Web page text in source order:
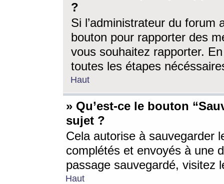
?
Si l’administrateur du forum
bouton pour rapporter des
vous souhaitez rapporter.
toutes les étapes
Haut
» Qu’est-ce le bouton
sujet ?
Cela autorise à sauvegarder
complétés et envoyés à une
passage sauvegardé, visitez
Haut